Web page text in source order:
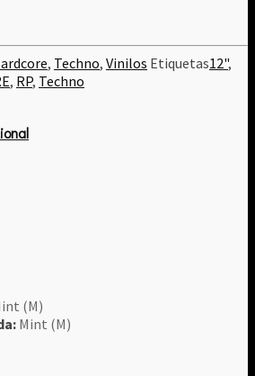
, Techno, Vinilos Etiquetas12",
, RP, Techno
(M)
Mint (M)